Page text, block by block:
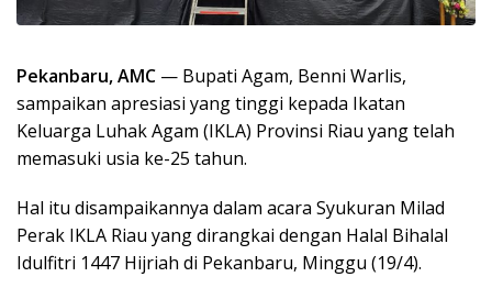
Pekanbaru, AMC — Bupati Agam, Benni Warlis,
sampaikan apresiasi yang tinggi kepada Ikatan
Keluarga Luhak Agam (IKLA) Provinsi Riau yang telah
memasuki usia ke-25 tahun.
Hal itu disampaikannya dalam acara Syukuran Milad
Perak IKLA Riau yang dirangkai dengan Halal Bihalal
Idulfitri 1447 Hijriah di Pekanbaru, Minggu (19/4).